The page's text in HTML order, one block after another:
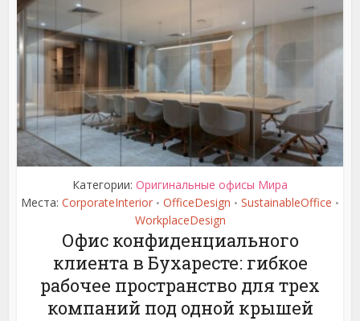
Категории: Оригинальные офисы Мира
Места: CorporateInterior • OfficeDesign • SustainableOffice •
WorkplaceDesign
Офис конфиденциального
клиента в Бухаресте: гибкое
рабочее пространство для трех
компаний под одной крышей